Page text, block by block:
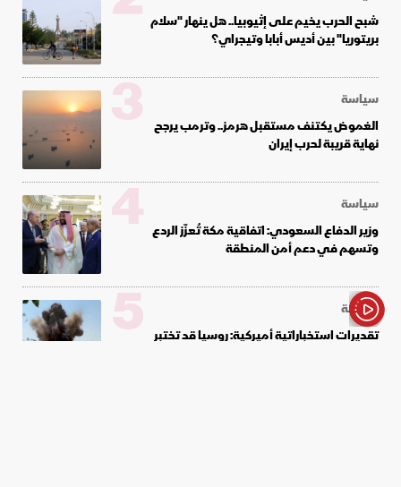
شبح الحرب يخيم على إثيوبيا.. هل ينهار "سلام
بريتوريا" بين أديس أبابا وتيجراي؟
سياسة
الغموض يكتنف مستقبل هرمز.. وترمب يرجح
نهاية قريبة لحرب إيران
3
سياسة
وزير الدفاع السعودي: اتفاقية مكة تُعزّز الردع
وتسهم في دعم أمن المنطقة
4
سياسة
تقديرات استخباراتية أميركية: روسيا قد تختبر 5 الأخبار باختصار